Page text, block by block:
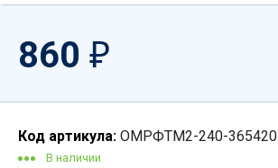
860 ₽
Код артикула: ОМРФТМ2-240-365420
В наличии